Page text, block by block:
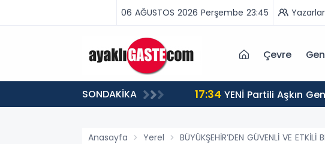
06 AĞUSTOS 2026 Perşembe 23:45 Yazarlar
Çevre
SONDAKİKA 17:34 YENİ Partili Aşkın Genç: Türkiye’de emekçi Almanya’dan yüzde 25 fazla çalışıyor, asgari ücret ayın 18
gününe yetiyor
Anasayfa Yerel BÜYÜKŞEHİR’DEN GÜVENLİ VE